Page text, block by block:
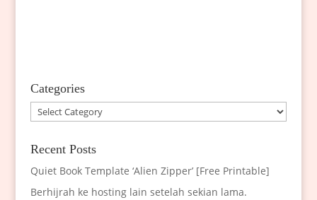
Categories
Categories
Recent Posts
Quiet Book Template ‘Alien Zipper’ [Free Printable]
Berhijrah ke hosting lain setelah sekian lama.